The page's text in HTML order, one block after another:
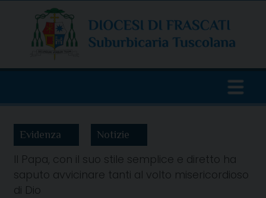
content
Evidenza Notizie
Il Papa, con il suo stile semplice e diretto ha
saputo avvicinare tanti al volto misericordioso
di Dio